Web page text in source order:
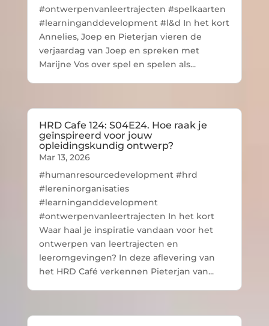
#ontwerpenvanleertrajecten #spelkaarten
#learninganddevelopment #l&d In het kort
Annelies, Joep en Pieterjan vieren de
verjaardag van Joep en spreken met
Marijne Vos over spel en spelen als...
HRD Cafe 124: S04E24. Hoe raak je
geïnspireerd voor jouw
opleidingskundig ontwerp?
Mar 13, 2026
#humanresourcedevelopment #hrd
#lereninorganisaties
#learninganddevelopment
#ontwerpenvanleertrajecten In het kort
Waar haal je inspiratie vandaan voor het
ontwerpen van leertrajecten en
leeromgevingen? In deze aflevering van
het HRD Café verkennen Pieterjan van...